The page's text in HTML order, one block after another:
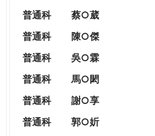
普通科
蔡○葳
普通科
陳○傑
普通科
吳○霖
普通科
馬○閎
普通科
謝○享
普通科
郭○妡